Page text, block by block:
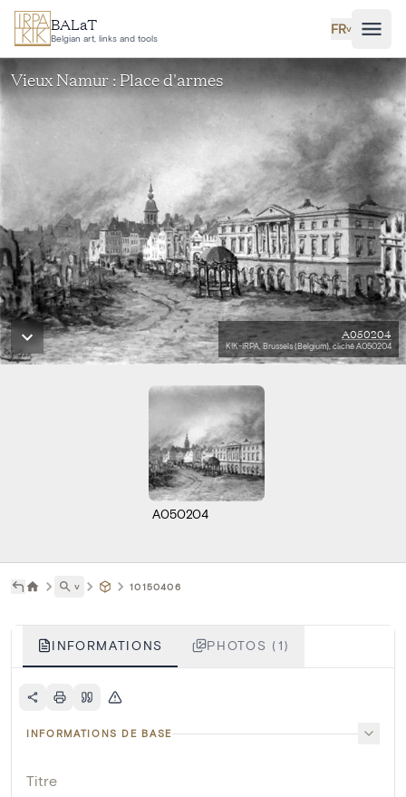
Aller au contenu principal
BALaT
Belgian art, links and tools
FR˅
Vieux Namur : Place d'armes
A050204
KIK-IRPA, Brussels (Belgium), cliché A050204
A050204
˅ 10150406
INFORMATIONS PHOTOS (1)
INFORMATIONS DE BASE
Titre